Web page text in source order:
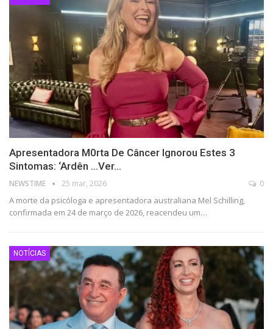
Apresentadora M0rta De Câncer Ignorou Estes 3
Sintomas: ‘Ardên …Ver…
NEWSTIME 25 mar, 2026 0
A morte da psicóloga e apresentadora australiana Mel Schilling,
confirmada em 24 de março de 2026, reacendeu um…
NOTÍCIAS